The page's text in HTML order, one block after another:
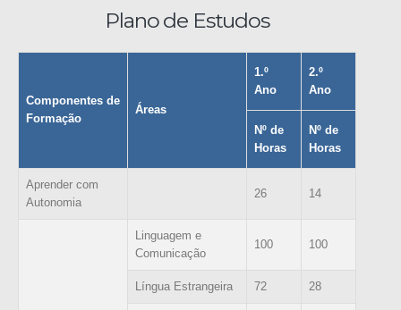
Plano de Estudos
Componentes de
Formação
Áreas
1.º
Ano
2.º
Ano
Nº de
Horas
Nº de
Horas
Aprender com
Autonomia
26 14
Linguagem e
Comunicação
100 100
Língua Estrangeira 72 28